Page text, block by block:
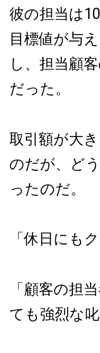
彼の担当は
目標値が与
し、担当顧
だった。
取引額が大
のだが、ど
ったのだ。
「休日にも
「顧客の担
ても強烈な